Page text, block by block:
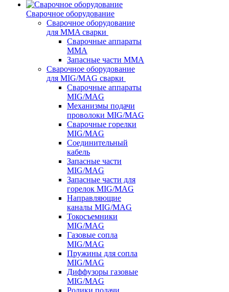
Сварочное оборудование
Сварочное оборудование
для MMA сварки
Сварочные аппараты
MMA
Запасные части MMA
Сварочное оборудование
для MIG/MAG сварки
Сварочные аппараты
MIG/MAG
Механизмы подачи
проволоки MIG/MAG
Сварочные горелки
MIG/MAG
Соединительный
кабель
Запасные части
MIG/MAG
Запасные части для
горелок MIG/MAG
Направляющие
каналы MIG/MAG
Токосъемники
MIG/MAG
Газовые сопла
MIG/MAG
Пружины для сопла
MIG/MAG
Диффузоры газовые
MIG/MAG
Ролики подачи